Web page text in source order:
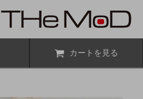
カートを見る